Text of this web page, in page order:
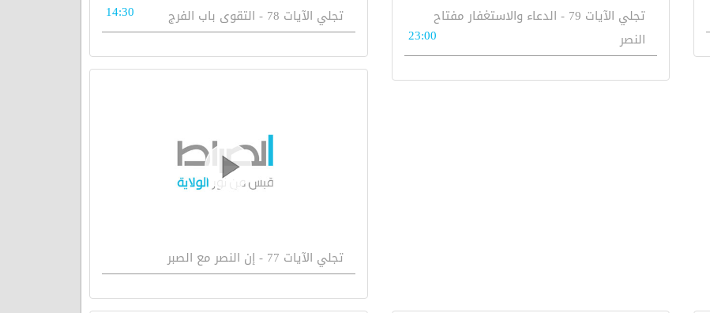
تجلي الآيات 79 - الدعاء والاستغفار مفتاح
النصر
23:00
تجلي الآيات 78 - التقوى باب الفرج 14:30
تجلي الآيات 77 - إن النصر مع الصبر